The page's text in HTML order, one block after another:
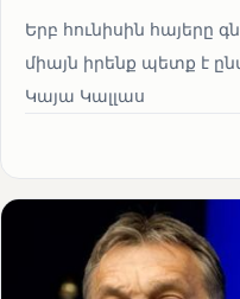
Երբ հունիսին հայերը
միայն իրենք պետք է
Կայա Կալլաս